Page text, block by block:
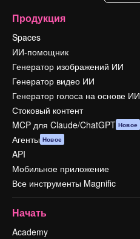
Продукция
Spaces
ИИ-помощник
Генератор изображений ИИ
Генератор видео ИИ
Генератор голоса на основе ИИ
Стоковый контент
MCP для Claude/ChatGPT Новое
Агенты Новое
API
Мобильное приложение
Все инструменты Magnific
Начать
Academy